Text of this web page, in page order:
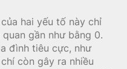
hai yếu tố này chỉ
gần như bằng 0.
đình tiêu cực, như
còn gây ra nhiều